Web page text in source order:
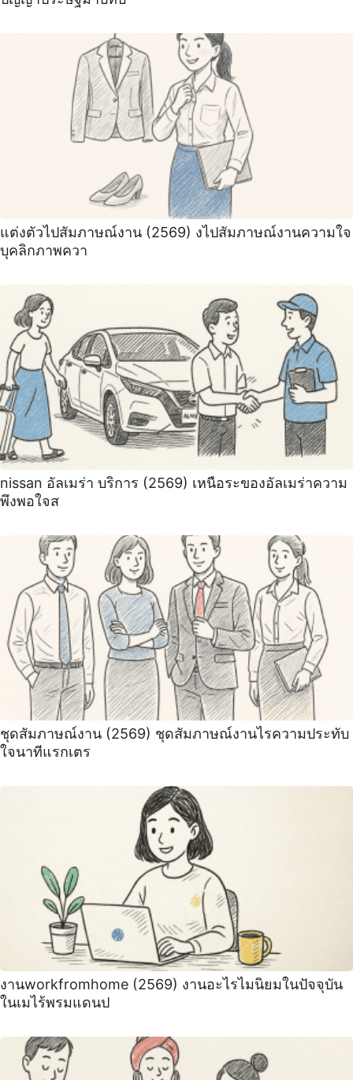
แต่งตัวไปสัมภาษณ์งาน (2569) งไปสัมภาษณ์งานความใจ
บุคลิกภาพควา
nissan อัลเมร่า บริการ (2569) เหนือระของอัลเมร่าความ
พึงพอใจส
ชุดสัมภาษณ์งาน (2569) ชุดสัมภาษณ์งานไรความประทับ
ใจนาทีแรกเตร
งานworkfromhome (2569) งานอะไรไมนิยมในปัจจุบัน
ในเมไร้พรมแดนป